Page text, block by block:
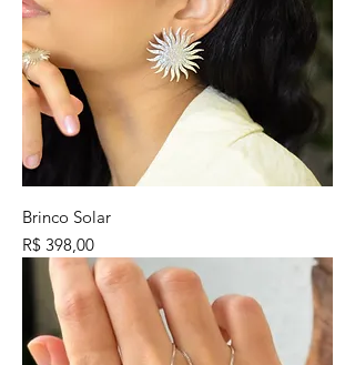
Brinco Solar
Preço
R$ 398,00